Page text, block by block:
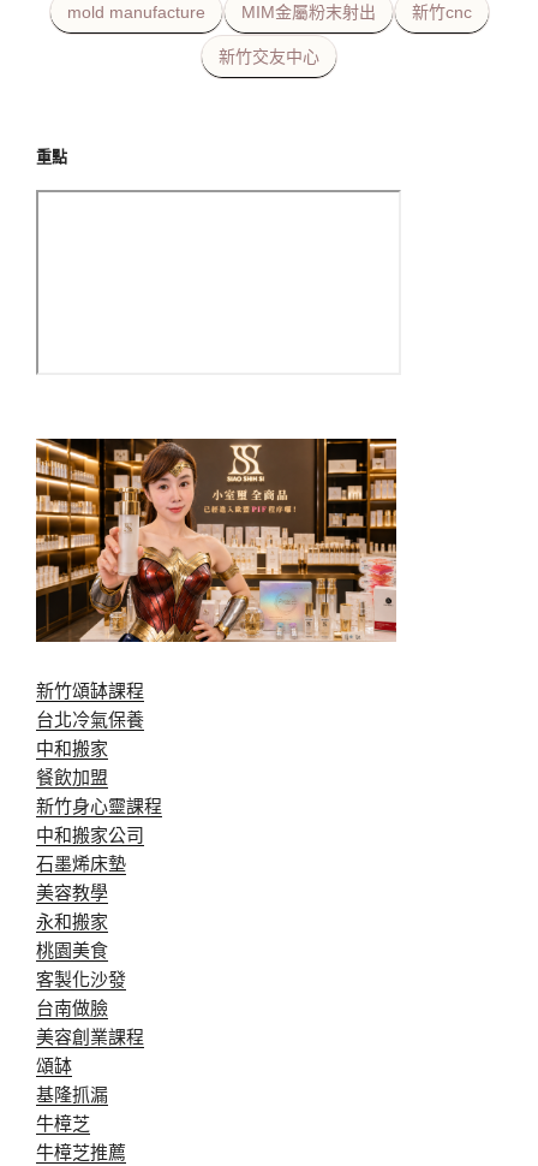
mold manufacture MIM金屬粉末射出 新竹cnc
新竹交友中心
重點
新竹頌缽課程
台北冷氣保養
中和搬家
餐飲加盟
新竹身心靈課程
中和搬家公司
石墨烯床墊
美容教學
永和搬家
桃園美食
客製化沙發
台南做臉
美容創業課程
頌缽
基隆抓漏
牛樟芝
牛樟芝推薦